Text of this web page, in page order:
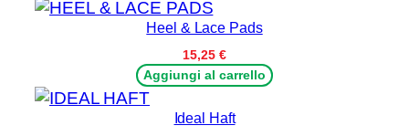
–
m
11,22 €
12,81 €
Heel & Lace Pads
15,25 €
Aggiungi al carrello
Ideal Haft